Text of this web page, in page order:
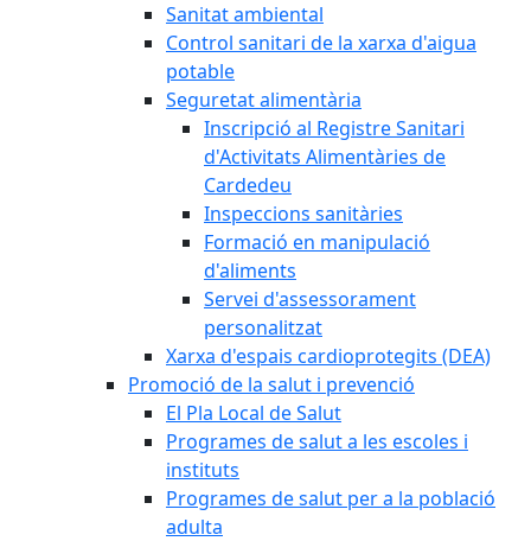
Sanitat ambiental
Control sanitari de la xarxa d'aigua
potable
Seguretat alimentària
Inscripció al Registre Sanitari
d'Activitats Alimentàries de
Cardedeu
Inspeccions sanitàries
Formació en manipulació
d'aliments
Servei d'assessorament
personalitzat
Xarxa d'espais cardioprotegits (DEA)
Promoció de la salut i prevenció
El Pla Local de Salut
Programes de salut a les escoles i
instituts
Programes de salut per a la població
adulta